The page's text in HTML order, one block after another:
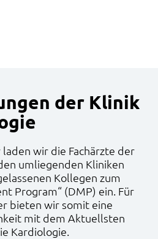
der Klinik
wir die Fachärzte der
umliegenden Kliniken
Kollegen zum
Program“ (DMP) ein. Für
bieten wir somit eine
mit dem Aktuellsten
Kardiologie.